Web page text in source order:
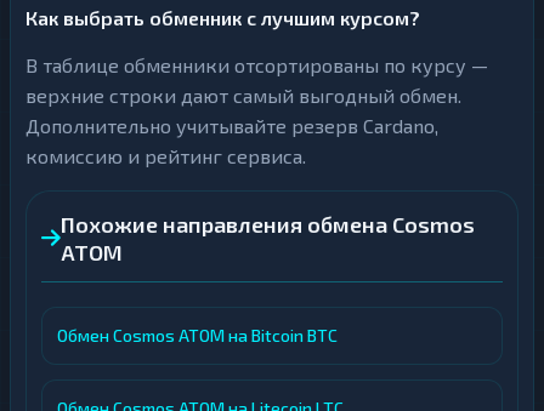
Как выбрать обменник с лучшим курсом?
В таблице обменники отсортированы по курсу —
верхние строки дают самый выгодный обмен.
Дополнительно учитывайте резерв Cardano,
комиссию и рейтинг сервиса.
Похожие направления обмена Cosmos
ATOM
Обмен Cosmos ATOM на Bitcoin BTC